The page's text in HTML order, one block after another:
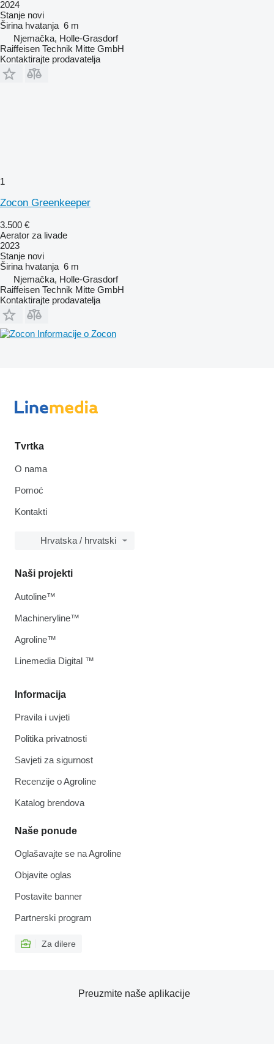
2024
Stanje novi
Širina hvatanja 6 m
Njemačka, Holle-Grasdorf
Raiffeisen Technik Mitte GmbH
Kontaktirajte prodavatelja
1
Zocon Greenkeeper
3.500 €
Aerator za livade
2023
Stanje novi
Širina hvatanja 6 m
Njemačka, Holle-Grasdorf
Raiffeisen Technik Mitte GmbH
Kontaktirajte prodavatelja
Informacije o Zocon
Tvrtka
O nama
Pomoć
Kontakti
Hrvatska / hrvatski
Informacija
Pravila i uvjeti
Politika privatnosti
Savjeti za sigurnost
Recenzije o Agroline
Katalog brendova
Naše ponude
Oglašavajte se na Agroline
Objavite oglas
Postavite banner
Partnerski program
Za dilere
Naši projekti
Autoline™
Machineryline™
Agroline™
Linemedia Digital ™
Preuzmite naše aplikacije